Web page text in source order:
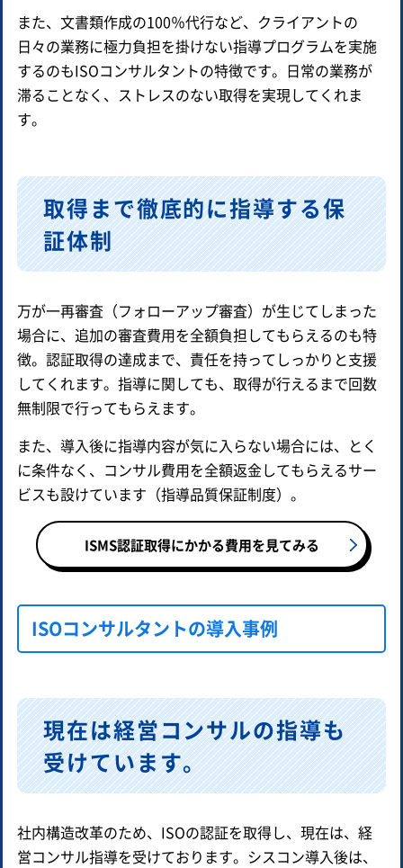
また、文書類作成の100％代行など、クライアントの
日々の業務に極力負担を掛けない指導プログラムを実施
するのもISOコンサルタントの特徴です。日常の業務が
滞ることなく、ストレスのない取得を実現してくれま
す。
取得まで徹底的に指導する保
証体制
万が一再審査（フォローアップ審査）が生じてしまった
場合に、追加の審査費用を全額負担してもらえるのも特
徴。認証取得の達成まで、責任を持ってしっかりと支援
してくれます。指導に関しても、取得が行えるまで回数
無制限で行ってもらえます。
また、導入後に指導内容が気に入らない場合には、とく
に条件なく、コンサル費用を全額返金してもらえるサー
ビスも設けています（指導品質保証制度）。
ISMS認証取得にかかる費用を見てみる
ISOコンサルタントの導入事例
現在は経営コンサルの指導も
受けています。
社内構造改革のため、ISOの認証を取得し、現在は、経
営コンサル指導を受けております。シスコン導入後は、